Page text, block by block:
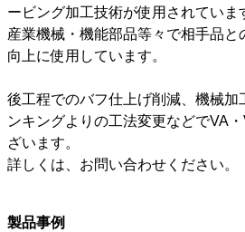
ービング加工技術が使用されていま
産業機械・機能部品等々で相手品
向上に使用しています。
後工程でのバフ仕上げ削減、機械加
ンキングよりの工法変更などでVA
ざいます。
詳しくは、お問い合わせください。
製品事例